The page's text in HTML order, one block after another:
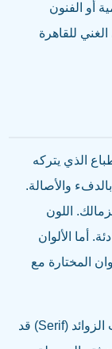
أو الفنون
للقاهرة
الذي يتركه
والأصالة.
اللون
أما الألوان
المختارة مع
بالنسبة للخطوط (Typography)، فإن اختيار الخط المناسب يكمل رسالة الشعار. الخطوط الكلاسيكية ذات الزوائد (Serif) قد